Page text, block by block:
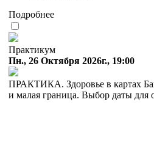
Подробнее
Практикум
Пн., 26 Октября 2026г., 19:00
ПРАКТИКА. Здоровье в картах
и малая граница. Выбор даты для